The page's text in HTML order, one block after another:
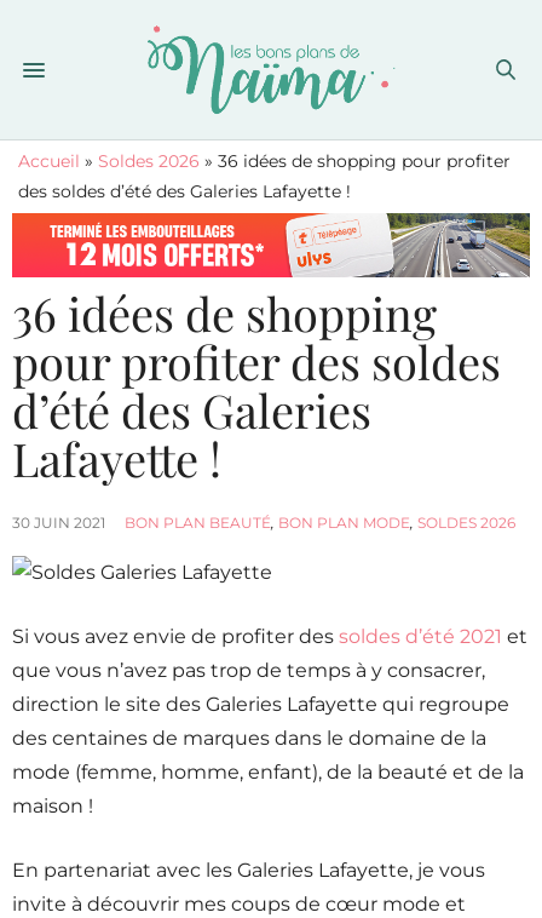
Accueil » Soldes 2026 » 36 idées de shopping pour profiter
des soldes d’été des Galeries Lafayette !
36 idées de shopping
pour profiter des soldes
d’été des Galeries
Lafayette !
30 JUIN 2021 BON PLAN BEAUTÉ, BON PLAN MODE, SOLDES 2026
Si vous avez envie de profiter des soldes d’été 2021 et
que vous n’avez pas trop de temps à y consacrer,
direction le site des Galeries Lafayette qui regroupe
des centaines de marques dans le domaine de la
mode (femme, homme, enfant), de la beauté et de la
maison !
En partenariat avec les Galeries Lafayette, je vous
invite à découvrir mes coups de cœur mode et